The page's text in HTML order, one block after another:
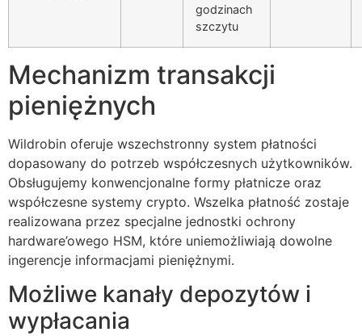
godzinach
szczytu
Mechanizm transakcji
pieniężnych
Wildrobin oferuje wszechstronny system płatności
dopasowany do potrzeb współczesnych użytkowników.
Obsługujemy konwencjonalne formy płatnicze oraz
współczesne systemy crypto. Wszelka płatność zostaje
realizowana przez specjalne jednostki ochrony
hardware’owego HSM, które uniemożliwiają dowolne
ingerencje informacjami pieniężnymi.
Możliwe kanały depozytów i
wypłacania